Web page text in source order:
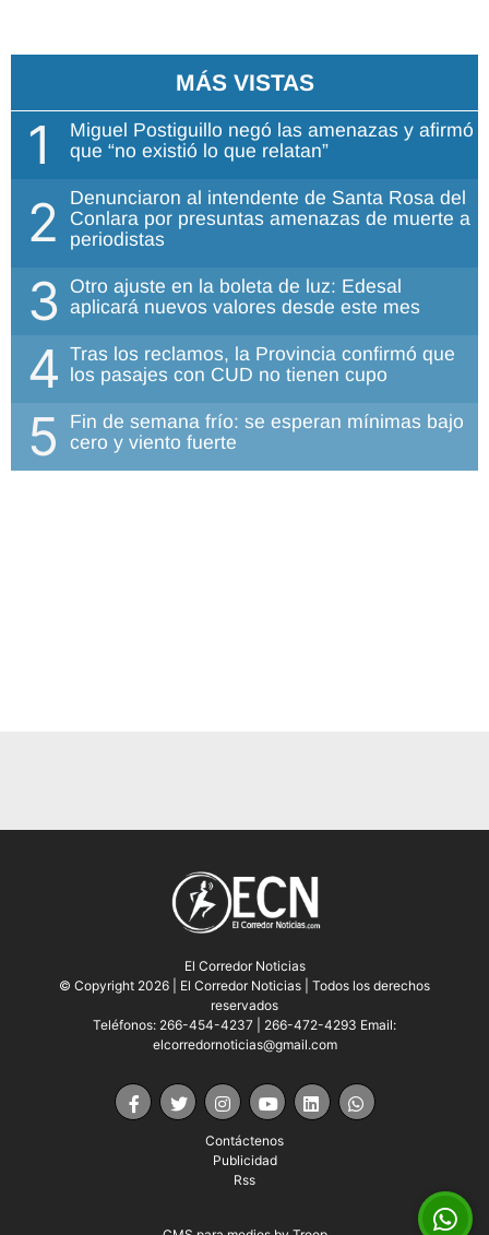
MÁS VISTAS
1
Miguel Postiguillo negó las amenazas y afirmó
que “no existió lo que relatan”
2
Denunciaron al intendente de Santa Rosa del
Conlara por presuntas amenazas de muerte a
periodistas
3 Otro ajuste en la boleta de luz: Edesal
aplicará nuevos valores desde este mes
4 Tras los reclamos, la Provincia confirmó que
los pasajes con CUD no tienen cupo
5
Fin de semana frío: se esperan mínimas bajo
cero y viento fuerte
El Corredor Noticias
© Copyright 2026 | El Corredor Noticias | Todos los derechos
reservados
Teléfonos: 266-454-4237 | 266-472-4293 Email:
elcorredornoticias@gmail.com
Contáctenos
Publicidad
Rss